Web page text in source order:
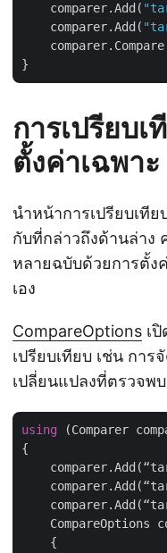
    comparer.Add(
    comparer.Add(
การเปรียบเ
ตั้งค่าเฉพาะ
นำหน้าการเปรียบเที
กับที่กล่าวถึงด้านล่าง
หลายฉบับด้วยการตั้ง
เอง
CompareOptions เ
เปรียบเทียบ เช่น กา
เปลี่ยนแปลงที่ตรวจพ
using (Comparer
{
CompareOptions
    {